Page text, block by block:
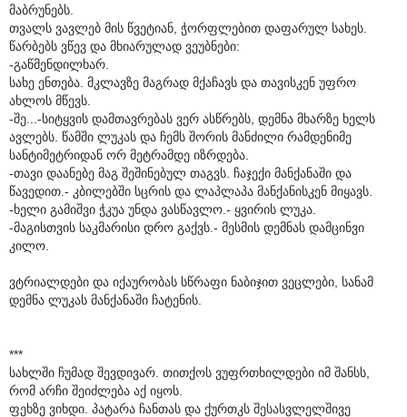
მაბრუნებს.
თვალს ვავლებ მის წვეტიან, ჭორფლებით დაფარულ სახეს.
წარბებს ვწევ და მხიარულად ვეუბნები:
-გაწმენდილხარ.
სახე ენთება. მკლავზე მაგრად მქაჩავს და თავისკენ უფრო
ახლოს მწევს.
-შე...-სიტყვის დამთავრებას ვერ ასწრებს, დემნა მხარზე ხელს
ავლებს. წამში ლუკას და ჩემს შორის მანძილი რამდენიმე
სანტიმეტრიდან ორ მეტრამდე იზრდება.
-თავი დაანებე მაგ შეშინებულ თაგვს. ჩაჯექი მანქანაში და
წავედით.- კბილებში სცრის და ლაპლაპა მანქანისკენ მიყავს.
-ხელი გამიშვი ჭკუა უნდა ვასწავლო.- ყვირის ლუკა.
-მაგისთვის საკმარისი დრო გაქვს.- მესმის დემნას დამცინვი
კილო.
ვტრიალდები და იქაურობას სწრაფი ნაბიჯით ვეცლები, სანამ
დემნა ლუკას მანქანაში ჩატენის.
***
სახლში ჩუმად შევდივარ. თითქოს ვუფრთხილდები იმ შანსს,
რომ არჩი შეიძლება აქ იყოს.
ფეხზე ვიხდი. პატარა ჩანთას და ქურთკს შესასვლელშივე